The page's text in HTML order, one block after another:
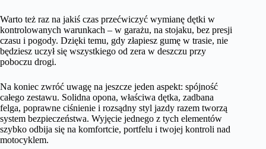
Warto też raz na jakiś czas przećwiczyć wymianę dętki w
kontrolowanych warunkach – w garażu, na stojaku, bez presji
czasu i pogody. Dzięki temu, gdy złapiesz gumę w trasie, nie
będziesz uczył się wszystkiego od zera w deszczu przy
poboczu drogi.
Na koniec zwróć uwagę na jeszcze jeden aspekt: spójność
całego zestawu. Solidna opona, właściwa dętka, zadbana
felga, poprawne ciśnienie i rozsądny styl jazdy razem tworzą
system bezpieczeństwa. Wyjęcie jednego z tych elementów
szybko odbija się na komfortcie, portfelu i twojej kontroli nad
motocyklem.